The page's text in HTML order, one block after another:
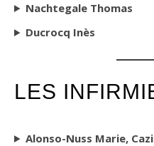
Nachtegale Thomas
Ducrocq Inès
LES
Alonso-Nuss Marie,